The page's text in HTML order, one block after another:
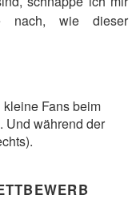
nach, wie dieser
Fans beim
Und während der